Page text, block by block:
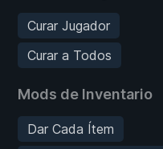
Curar Jugador
Curar a Todos
Mods de Inventario
Dar Cada Ítem